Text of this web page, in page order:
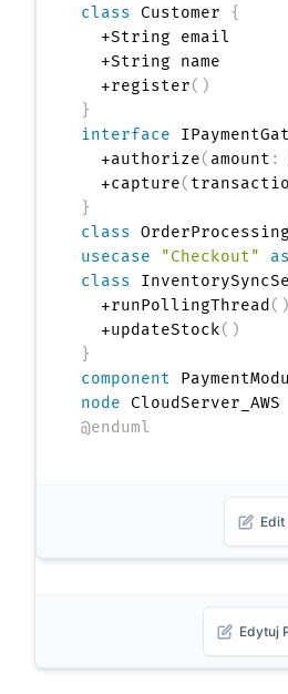
class Customer {
  +String email
  +String name
  +register
( )
}
interface
  +authorize
( amount :
  +capture
(
}
class
usecase
"Checkout" as
class
  +runPollingThread
( )
  +updateStock
( )
}
component
node
@enduml
Edytuj